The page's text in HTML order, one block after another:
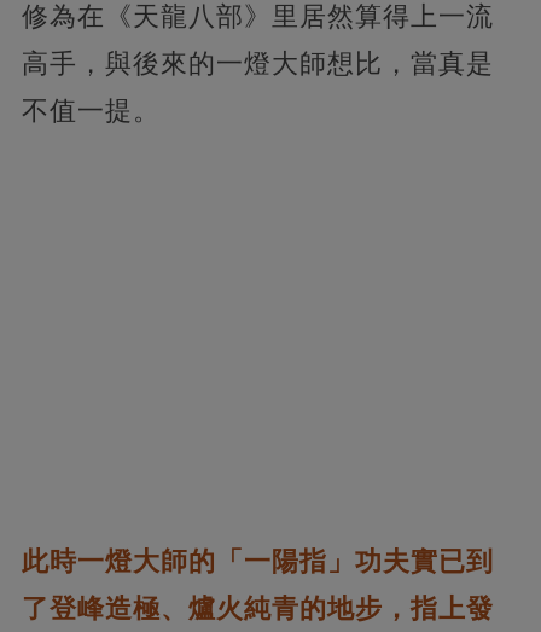
修為在《天龍八部》里居然算得上一流
高手，與後來的一燈大師想比，當真是
不值一提。
此時一燈大師的「一陽指」功夫實已到
了登峰造極、爐火純青的地步，指上發